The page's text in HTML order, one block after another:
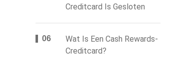
Creditcard Is Gesloten
Wat Is Een Cash Rewards-
Creditcard?